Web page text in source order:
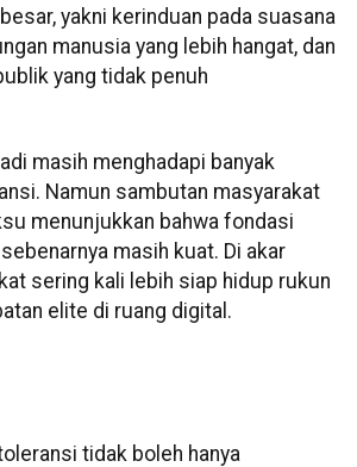
yakni kerinduan pada suasana
manusia yang lebih hangat, dan
yang tidak penuh
masih menghadapi banyak
Namun sambutan masyarakat
menunjukkan bahwa fondasi
masih kuat. Di akar
sering kali lebih siap hidup rukun
elite di ruang digital.
tidak boleh hanya